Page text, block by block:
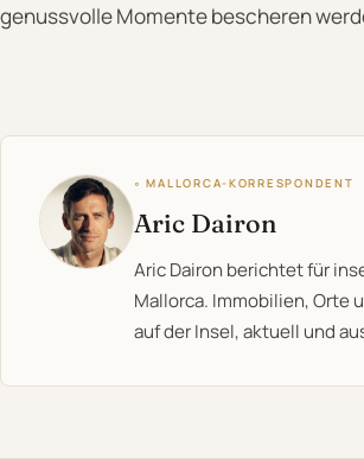
genussvolle Momente bescheren
◦ MALLORCA-KORRESPONDENT
Aric Dairon
Aric Dairon berichtet für
Mallorca. Immobilien, Orte
auf der Insel, aktuell und